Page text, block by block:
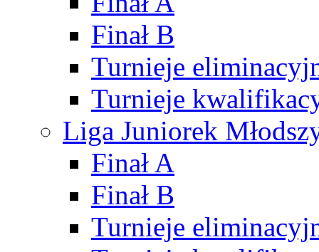
Finał B
Turnieje
Turnieje
Liga Juniorek
Finał A
Finał B
Turnieje